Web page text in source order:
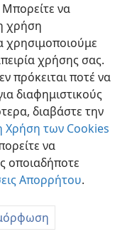
Μπορείτε να
χρήση
χρησιμοποιούμε
χρήσης σας.
πρόκειται ποτέ να
διαφημιστικούς
διαβάστε την
Χρήση των Cookies
να
οποιαδήποτε
Απορρήτου.
Προτιμήσεις
Society of Pennsylvania
Ρυθμίσεις Απορρήτου